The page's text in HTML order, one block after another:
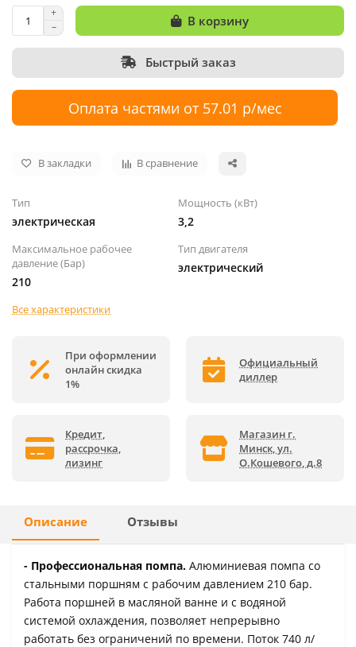
В корзину
Быстрый заказ
Оплата частями от 57.01 р/мес
В закладки В сравнение
Тип
электрическая
Мощность (кВт)
3,2
Максимальное рабочее
давление (Бар)
210
Тип двигателя
электрический
Все характеристики
При оформлении
онлайн скидка
1%
Официальный
диллер
Кредит,
рассрочка,
лизинг
Магазин г.
Минск, ул.
О.Кошевого, д.8
Описание Отзывы
- Профессиональная помпа. Алюминиевая помпа со
стальными поршням с рабочим давлением 210 бар.
Работа поршней в масляной ванне и с водяной
системой охлаждения, позволяет непрерывно
работать без ограничений по времени. Поток 740 л/